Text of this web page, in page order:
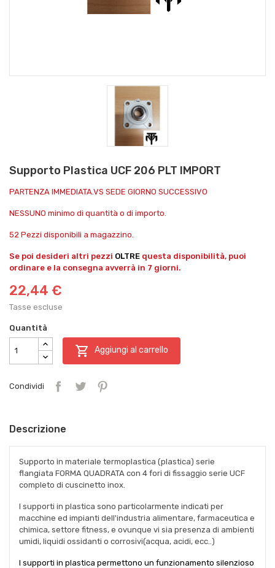
Supporto Plastica UCF 206 PLT IMPORT
PARTENZA IMMEDIATA.VS SEDE GIORNO SUCCESSIVO
NESSUNO minimo di quantità o di importo.
52 Pezzi disponibili a magazzino.
Se poi desideri altri pezzi OLTRE questa disponibilità, puoi
ordinare e la consegna avverrà in 7 giorni.
22,44 €
Tasse escluse
Quantità
 Aggiungi al carrello
Condividi
Descrizione
Supporto in materiale termoplastica (plastica) serie
flangiata FORMA QUADRATA con 4 fori di fissaggio serie UCF
completo di cuscinetto inox.
I supporti in plastica sono particolarmente indicati per
macchine ed impianti dell'industria alimentare, farmaceutica e
chimica, settore fitness, e ovunque vi sia presenza di ambienti
umidi, liquidi ossidanti o corrosivi(acqua, acidi, ecc..)
I supporti in plastica permettono un funzionamento silenzioso